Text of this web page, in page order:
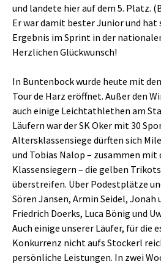
und landete hier auf dem 5. Platz.
Er war damit bester Junior und hat
Ergebnis im Sprint in der
Herzlichen Glückwunsch!
In Buntenbock wurde heute mit
Tour de Harz eröffnet. Außer den
auch einige Leichtathlethen am
Läufern war der SK Oker mit 30
Altersklassensiege dürften sich
und Tobias Nalop – zusammen mit
Klassensiegern – die gelben
überstreifen. Über Podestplätze
Sören Jansen, Armin Seidel, Jonah
Friedrich Doerks, Luca Bönig und
Auch einige unserer Läufer, für die
Konkurrenz nicht aufs Stockerl
persönliche Leistungen. In zwei